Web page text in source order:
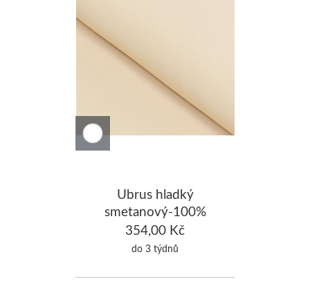
Ubrus hladký
smetanový-100%
Bavlna 110x180cm
354,00 Kč
do 3 týdnů